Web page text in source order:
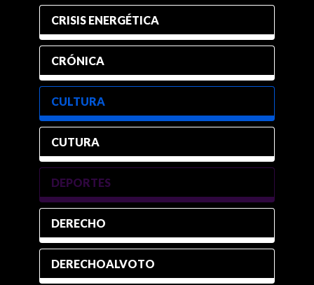
CRISIS ENERGÉTICA
CRÓNICA
CULTURA
CUTURA
DEPORTES
DERECHO
DERECHOALVOTO